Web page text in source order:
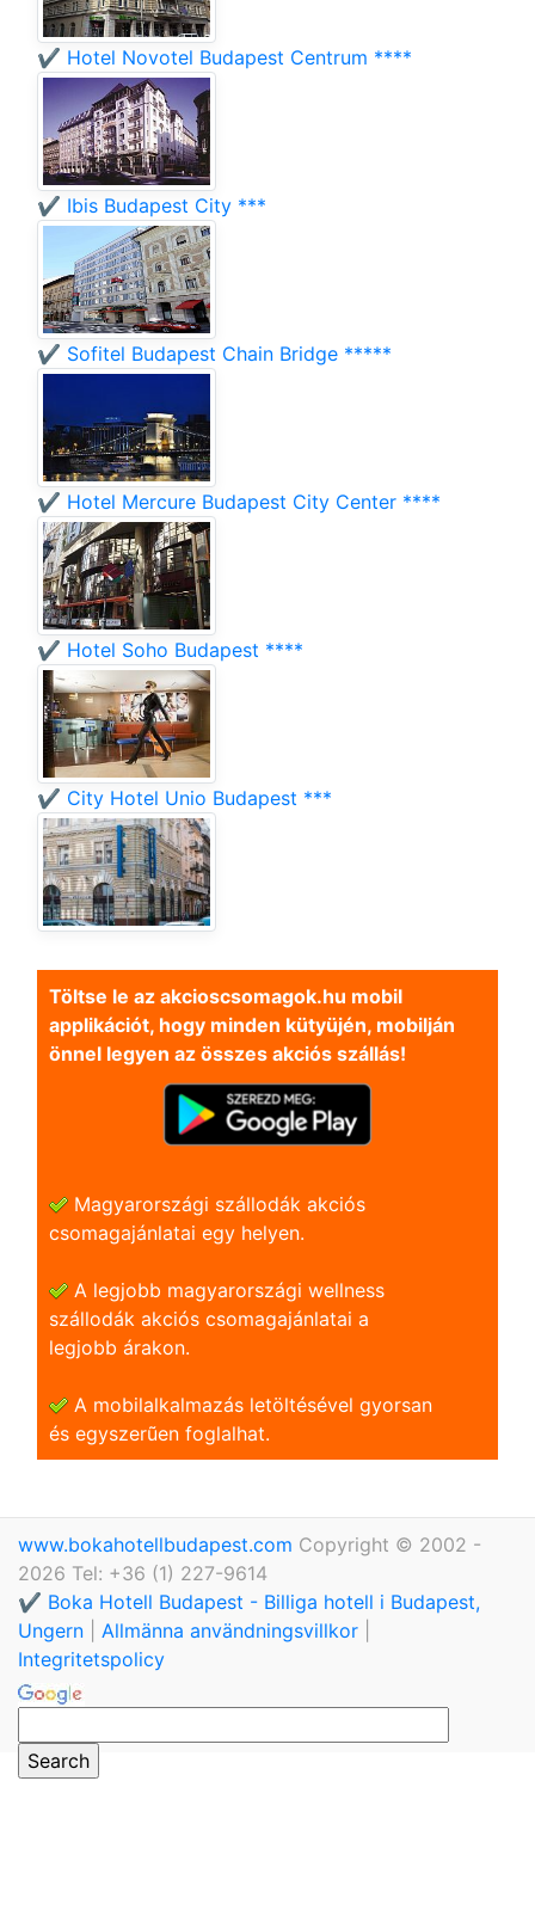
✔️ Hotel Novotel Budapest Centrum ****
✔️ Ibis Budapest City ***
✔️ Sofitel Budapest Chain Bridge *****
✔️ Hotel Mercure Budapest City Center ****
✔️ Hotel Soho Budapest ****
✔️ City Hotel Unio Budapest ***
Töltse le az akcioscsomagok.hu mobil
applikációt, hogy minden kütyüjén, mobilján
önnel legyen az összes akciós szállás!
Magyarországi szállodák akciós
csomagajánlatai egy helyen.
A legjobb magyarországi wellness
szállodák akciós csomagajánlatai a
legjobb árakon.
A mobilalkalmazás letöltésével gyorsan
és egyszerũen foglalhat.
www.bokahotellbudapest.com Copyright © 2002 -
2026 Tel: +36 (1) 227-9614
✔️ Boka Hotell Budapest - Billiga hotell i Budapest,
Ungern
Allmänna användningsvillkor
Integritetspolicy